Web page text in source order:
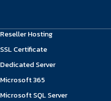
Reseller Hosting
SSL Certificate
Dedicated Server
Microsoft 365
Microsoft SQL Server